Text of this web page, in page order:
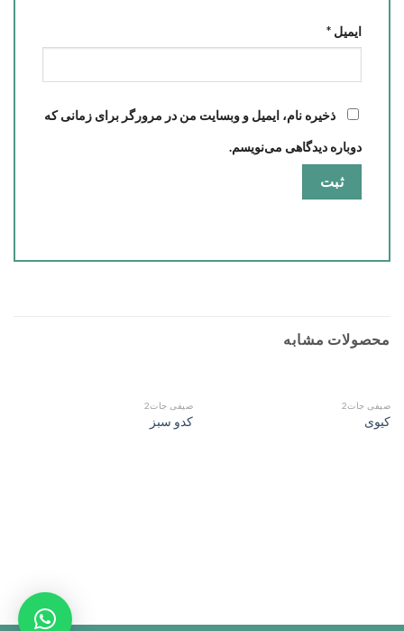
ایمیل *
ذخیره نام، ایمیل و وبسایت من در مرورگر برای زمانی که
دوباره دیدگاهی می‌نویسم.
محصولات مشابه
صیفی جات2
کیوی
صیفی جات2
کدو سبز